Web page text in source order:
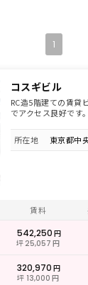
1
コスギビル
RC造5階建ての賃貸
でアクセス良好です。
所在地 東京都中
賃料
542,250 円
坪 25,057 円
320,970 円
坪 13,000 円